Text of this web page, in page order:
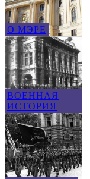
О МЭРЕ
ВОЕННАЯ
ИСТОРИЯ